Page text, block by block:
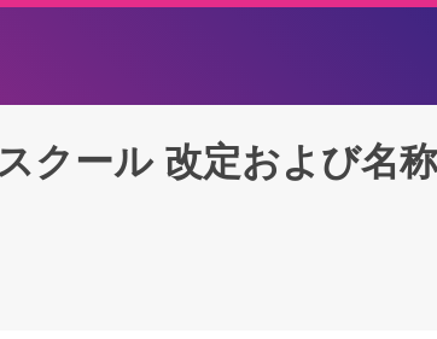
クール 改定および名